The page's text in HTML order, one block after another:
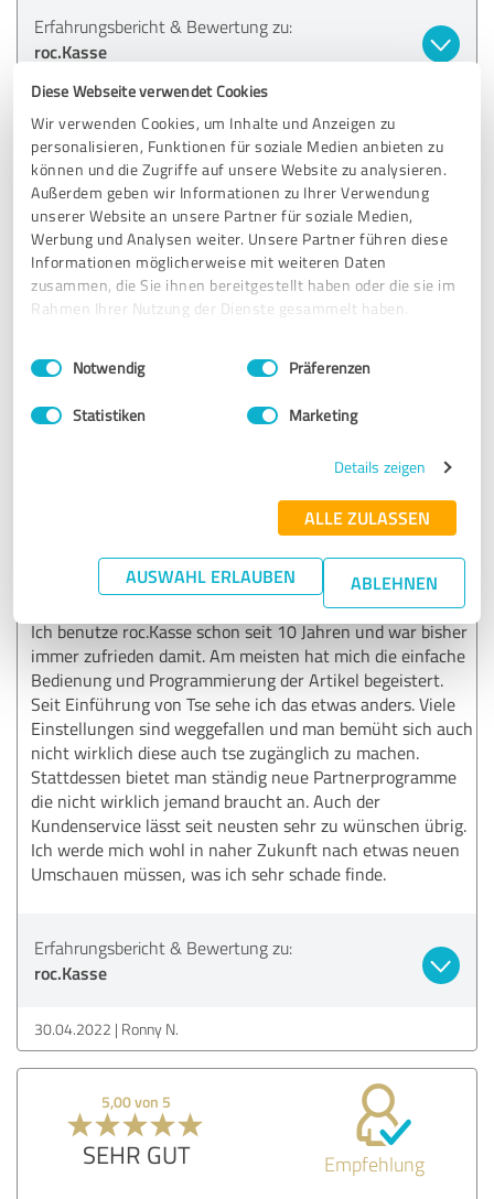
Diese Webseite verwendet Cookies
Wir verwenden Cookies, um Inhalte und Anzeigen zu
personalisieren, Funktionen für soziale Medien anbieten zu
können und die Zugriffe auf unsere Website zu analysieren.
Außerdem geben wir Informationen zu Ihrer Verwendung
unserer Website an unsere Partner für soziale Medien,
Werbung und Analysen weiter. Unsere Partner führen diese
Informationen möglicherweise mit weiteren Daten
zusammen, die Sie ihnen bereitgestellt haben oder die sie im
Rahmen Ihrer Nutzung der Dienste gesammelt haben.
Impressum Datenschutzbestimmungen
Einwilligungsauswahl
Notwendig Präferenzen
Statistiken Marketing
Details zeigen
ALLE ZULASSEN
AUSWAHL ERLAUBEN ABLEHNEN
Erfahrungsbericht & Bewertung zu:
roc.Kasse
5,00 von 5
SEHR GUT Empfehlung
Sehr logischer Aufbau, gutes handling
Erfahrungsbericht & Bewertung zu:
GUT Empfehlung
Ich benutze roc.Kasse schon seit 10 Jahren und war bisher
immer zufrieden damit. Am meisten hat mich die einfache
Bedienung und Programmierung der Artikel begeistert.
Seit Einführung von Tse sehe ich das etwas anders. Viele
Einstellungen sind weggefallen und man bemüht sich auch
nicht wirklich diese auch tse zugänglich zu machen.
Stattdessen bietet man ständig neue Partnerprogramme
die nicht wirklich jemand braucht an. Auch der
Kundenservice lässt seit neusten sehr zu wünschen übrig.
Ich werde mich wohl in naher Zukunft nach etwas neuen
Umschauen müssen, was ich sehr schade finde.
Erfahrungsbericht & Bewertung zu:
roc.Kasse
30.04.2022 Ronny N.
5,00 von 5
SEHR GUT Empfehlung